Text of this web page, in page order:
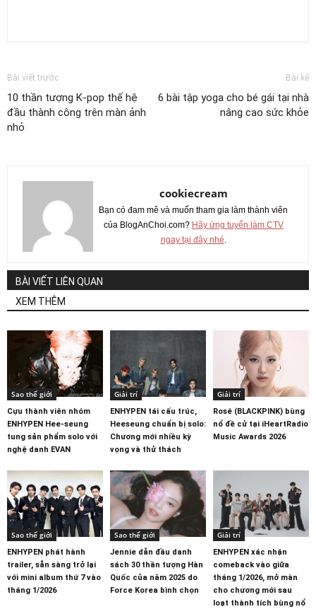
Bài viết trước
10 thần tượng K-pop thế hệ
đầu thành công trên màn ảnh
nhỏ
Bài kế
6 bài tập yoga cho bé gái tại nhà
nâng cao sức khỏe
cookiecream
Bạn có đam mê và muốn tham gia làm thành viên
của BlogAnChoi.com? Hãy ứng tuyển làm CTV
ngay tại đây nhé.
BÀI VIẾT LIÊN QUAN
XEM THÊM
Sao thế giới
Cựu thành viên nhóm
ENHYPEN Hee-seung
tung sản phẩm solo với
nghệ danh EVAN
Giải trí
ENHYPEN tái cấu trúc,
Heeseung chuẩn bị solo:
Chương mới nhiều kỳ
vọng và thử thách
Giải trí
Rosé (BLACKPINK) bùng
nổ đề cử tại iHeartRadio
Music Awards 2026
Sao thế giới
ENHYPEN phát hành
trailer, sẵn sàng trở lại
với mini album thứ 7 vào
tháng 1/2026
Sao thế giới
Jennie dẫn đầu danh
sách 30 thần tượng Hàn
Quốc của năm 2025 do
Force Korea bình chọn
Giải trí
ENHYPEN xác nhận
comeback vào giữa
tháng 1/2026, mở màn
cho chương mới sau
loạt thành tích bùng nổ